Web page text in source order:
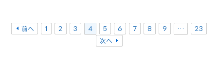
前へ 1 2 3 4 5 6 7 8 9 …
23
次へ